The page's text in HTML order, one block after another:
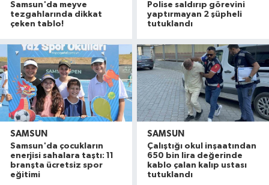
Samsun'da meyve
tezgahlarında dikkat
çeken tablo!
Polise saldırıp görevini
yaptırmayan 2 şüpheli
tutuklandı
SAMSUN
Samsun'da çocukların
enerjisi sahalara taştı: 11
branşta ücretsiz spor
eğitimi
SAMSUN
Çalıştığı okul inşaatından
650 bin lira değerinde
kablo çalan kalıp ustası
tutuklandı